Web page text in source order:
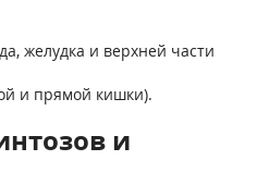
желудка и верхней части
и прямой кишки).
и